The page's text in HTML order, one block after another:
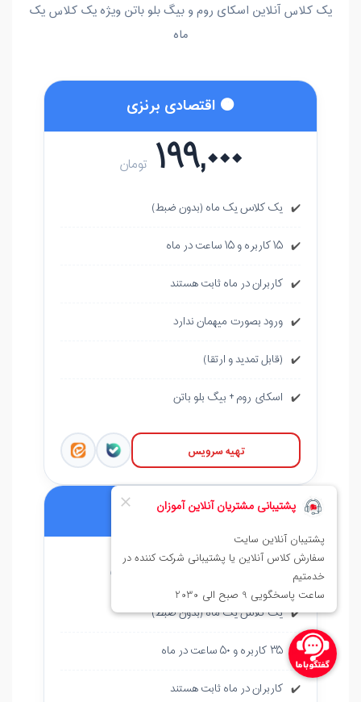
یک کلاس آنلاین اسکای روم و بیگ بلو باتن ویژه یک کلاس یک
ماه
🟠 اقتصادی برنزی
۱۹۹,۰۰۰ تومان
✔️ یک کلاس یک ماه (بدون ضبط)
✔️ ۱۵ کاربره و ۱۵ ساعت در ماه
✔️ کاربران در ماه ثابت هستند
✔️ ورود بصورت میهمان ندارد
✔️ (قابل تمدید و ارتقا)
✔️ اسکای روم + بیگ بلو باتن
تهیه سرویس
🔵 اقتصادی نقره ای
۲۵۸,۰۰۰ تومان
✔️ یک کلاس یک ماه (بدون ضبط)
✔️ ۳۵ کاربره و ۵۰ ساعت در ماه
✔️ کاربران در ماه ثابت هستند